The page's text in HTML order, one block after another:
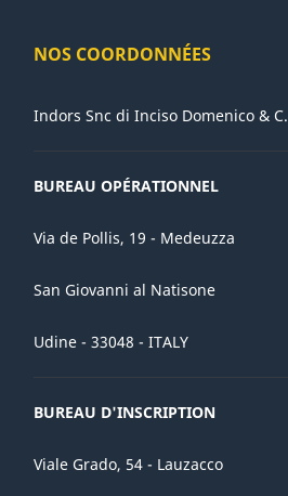
NOS COORDONNÉES
Indors Snc di Inciso Domenico & C.
BUREAU OPÉRATIONNEL
Via de Pollis, 19 - Medeuzza
San Giovanni al Natisone
Udine - 33048 - ITALY
BUREAU D'INSCRIPTION
Viale Grado, 54 - Lauzacco